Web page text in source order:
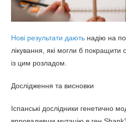
Нові результати дають надію на
лікування, які могли б покращити
із цим розладом.
Дослідження та висновки
Іспанські дослідники генетично